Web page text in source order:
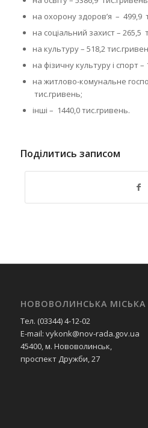
на охорону здоров’я – 499,9
на соціальний захист – 265,5
на культуру – 518,2
на фізичну культуру і спорт
на житлово-комунальне
тис.гривень;
інші – 1440,0 тис.гривень.
Поділитись записом
НОВОВОЛИНСЬКА МІСЬКА
Тел. (03344) 4-12-02
E-mail: vykonk@nov-rada.gov.ua
45400, м. Нововолинськ,
проспект Дружби, 27